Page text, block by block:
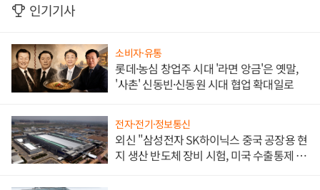
인기기사
소비자·유통
롯데·농심 창업주 시대 '라면 앙금'은 옛말,
'사촌' 신동빈·신동원 시대 협업 확대일로
전자·전기·정보통신
외신 "삼성전자 SK하이닉스 중국 공장용 현
지 생산 반도체 장비 시험, 미국 수출통제 대